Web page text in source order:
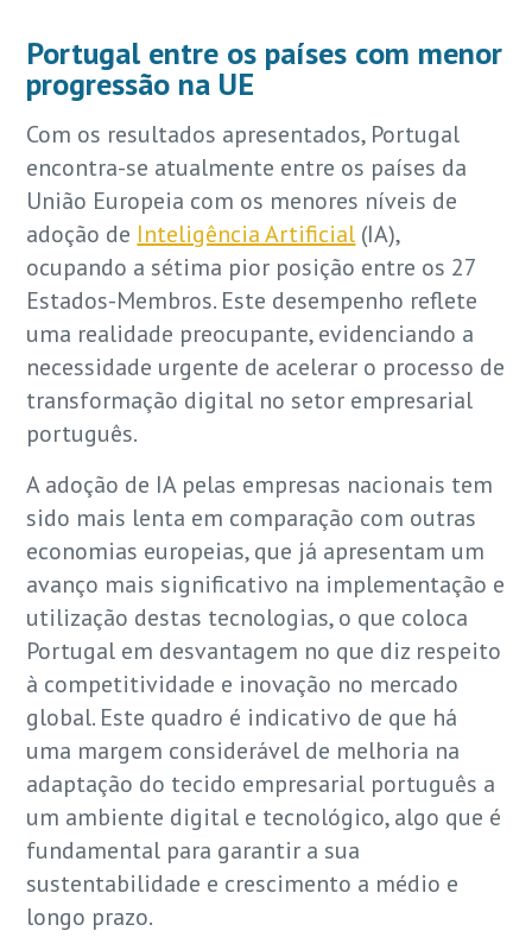
Portugal entre os países com menor
progressão na UE
Com os resultados apresentados, Portugal
encontra-se atualmente entre os países da
União Europeia com os menores níveis de
adoção de Inteligência Artificial (IA),
ocupando a sétima pior posição entre os 27
Estados-Membros. Este desempenho reflete
uma realidade preocupante, evidenciando a
necessidade urgente de acelerar o processo de
transformação digital no setor empresarial
português.
A adoção de IA pelas empresas nacionais tem
sido mais lenta em comparação com outras
economias europeias, que já apresentam um
avanço mais significativo na implementação e
utilização destas tecnologias, o que coloca
Portugal em desvantagem no que diz respeito
à competitividade e inovação no mercado
global. Este quadro é indicativo de que há
uma margem considerável de melhoria na
adaptação do tecido empresarial português a
um ambiente digital e tecnológico, algo que é
fundamental para garantir a sua
sustentabilidade e crescimento a médio e
longo prazo.